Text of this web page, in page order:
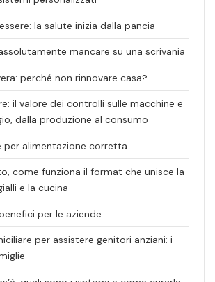
la salute inizia dalla pancia
mancare su una scrivania
perché non rinnovare casa?
il valore dei controlli sulle macchine e
dalla produzione al consumo
per alimentazione corretta
come funziona il format che unisce la
e la cucina
per le aziende
per assistere genitori anziani: i